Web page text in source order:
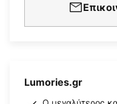
Lumories.gr